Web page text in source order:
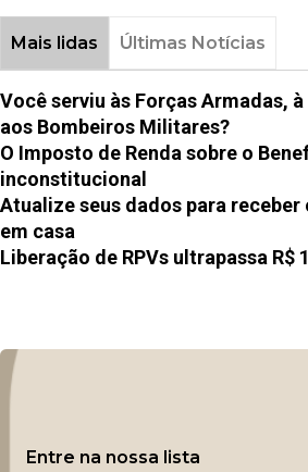
Mais lidas Últimas Notícias
Você serviu às Forças Armadas,
aos Bombeiros Militares?
O Imposto de Renda sobre o
inconstitucional
Atualize seus dados para receber
em casa
Liberação de RPVs ultrapassa R$
Entre na nossa lista